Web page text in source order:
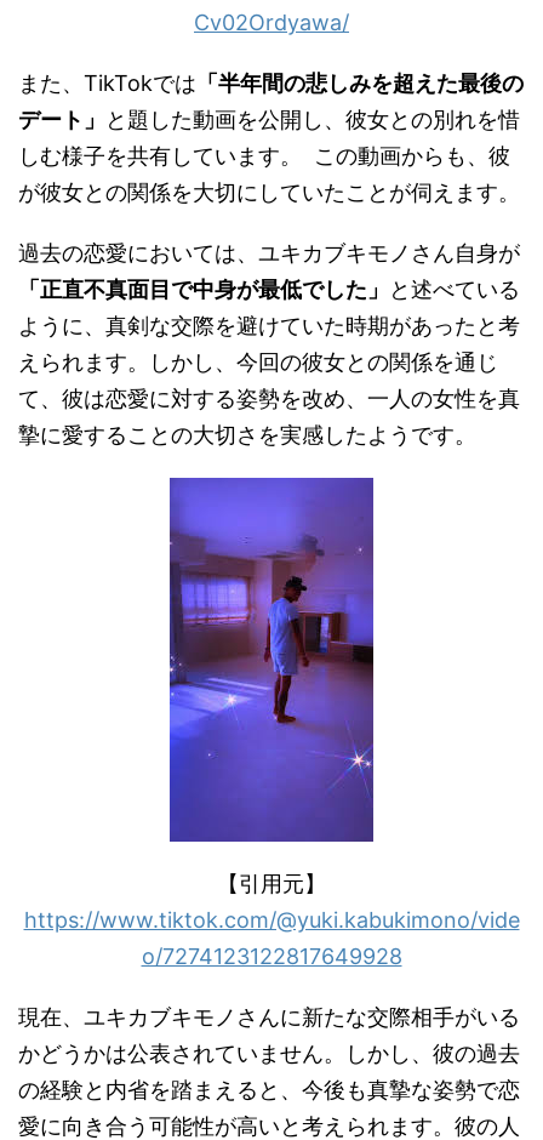
Cv02Ordyawa/
また、TikTokでは 「半年間の悲しみを超えた最後の
デート」
と題した動画を公開し、彼女との別れを惜
しむ様子を共有しています。
この動画からも、彼
が彼女との関係を大切にしていたことが伺えます。
過去の恋愛においては、ユキカブキモノさん自身が
「正直不真面目で中身が最低でした」
と述べている
ように、真剣な交際を避けていた時期があったと考
えられます。しかし、今回の彼女との関係を通じ
て、彼は恋愛に対する姿勢を改め、一人の女性を真
摯に愛することの大切さを実感したようです。
【引用元】
https://www.tiktok.com/@yuki.kabukimono/vide
o/7274123122817649928
現在、ユキカブキモノさんに新たな交際相手がいる
かどうかは公表されていません。しかし、彼の過去
の経験と内省を踏まえると、今後も真摯な姿勢で恋
愛に向き合う可能性が高いと考えられます。彼の人